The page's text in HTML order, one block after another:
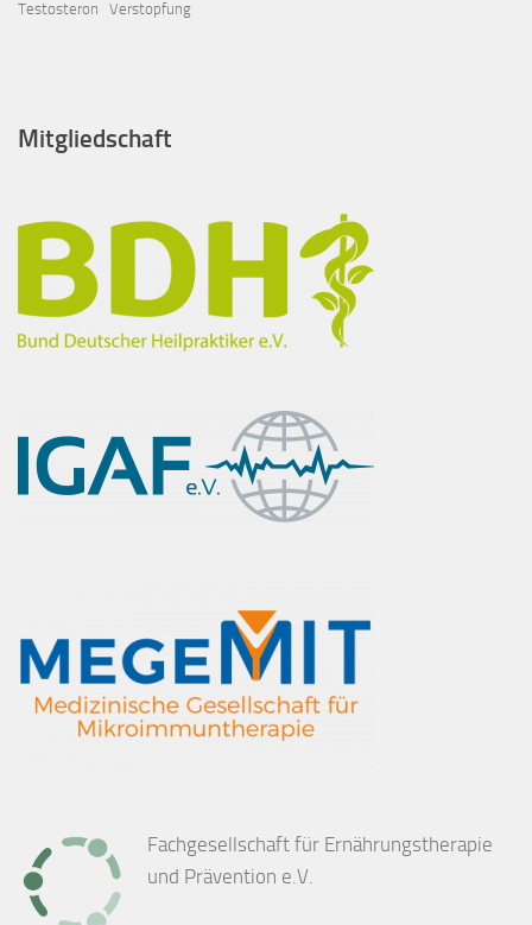
Testosteron
Verstopfung
Mitgliedschaft
Fachgesellschaft für Ernährungstherapie
und Prävention e.V.